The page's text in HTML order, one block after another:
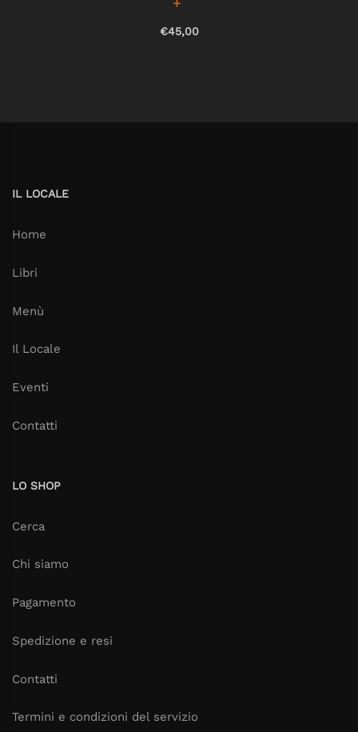
€45,00
IL LOCALE
Home
Libri
Menù
Il Locale
Eventi
Contatti
LO SHOP
Cerca
Chi siamo
Pagamento
Spedizione e resi
Contatti
Termini e condizioni del servizio